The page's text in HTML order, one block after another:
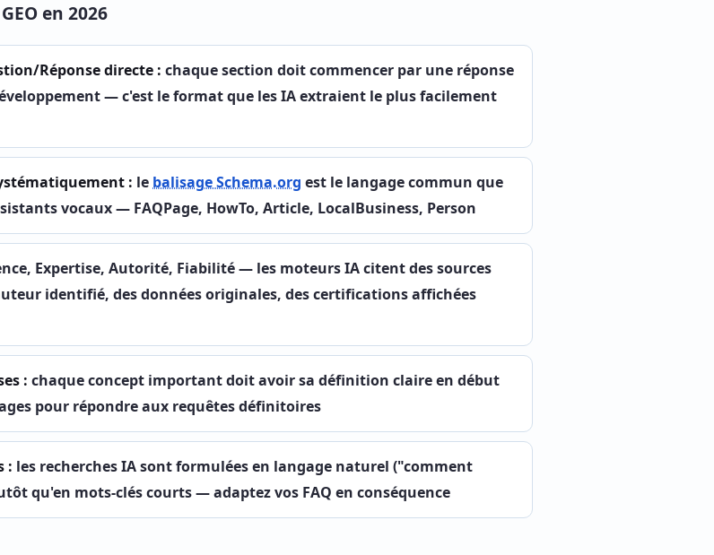
en 2026
Réponse directe : chaque section doit commencer par une réponse
— c'est le format que les IA extraient le plus facilement
: le balisage Schema.org est le langage commun que
vocaux — FAQPage, HowTo, Article, LocalBusiness, Person
Expertise, Autorité, Fiabilité — les moteurs IA citent des sources
identifié, des données originales, des certifications affichées
: chaque concept important doit avoir sa définition claire en début
pour répondre aux requêtes définitoires
: les recherches IA sont formulées en langage naturel ("comment
qu'en mots-clés courts — adaptez vos FAQ en conséquence